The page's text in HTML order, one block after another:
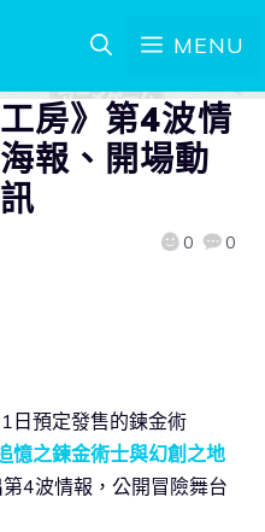
MENU
房》第4波情
報、開場動
0 0
日預定發售的鍊金術
憶之鍊金術士與幻創之地
4波情報，公開冒險舞台